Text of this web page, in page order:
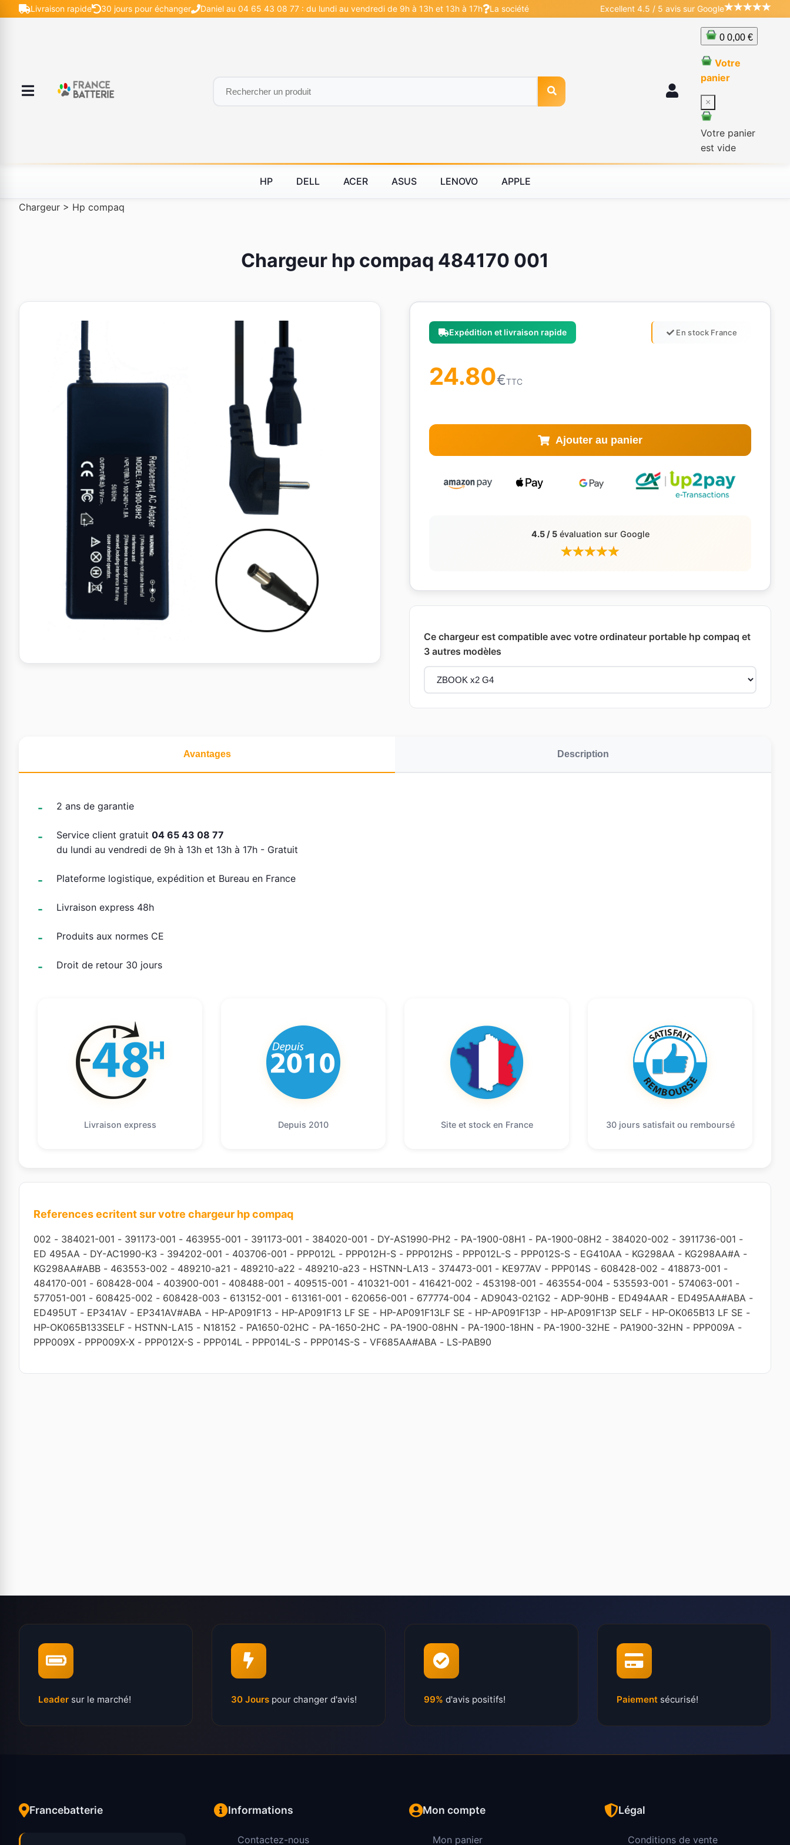
Livraison rapide 30 jours pour échanger Daniel au 04 65 43 08 77 : du lundi au vendredi de 9h à 13h et 13h à 17h La société Excellent 4.5 / 5 avis sur Google
0 0,00 €
Votre
panier
×
Votre panier
est vide
HP DELL ACER ASUS LENOVO APPLE
Chargeur > Hp compaq
Chargeur hp compaq 484170 001
Expédition et livraison rapide En stock France
24.80€TTC
Ajouter au panier
4.5 / 5évaluation sur Google
Ce chargeur est compatible avec votre ordinateur portable hp compaq et
3 autres modèles
Avantages Description
2 ans de garantie
Service client gratuit 04 65 43 08 77
du lundi au vendredi de 9h à 13h et 13h à 17h - Gratuit
Plateforme logistique, expédition et Bureau en France
Livraison express 48h
Produits aux normes CE
Droit de retour 30 jours
Livraison express Depuis 2010 Site et stock en France 30 jours satisfait ou remboursé
References ecritent sur votre chargeur hp compaq
002 - 384021-001 - 391173-001 - 463955-001 - 391173-001 - 384020-001 - DY-AS1990-PH2 - PA-1900-08H1 - PA-1900-08H2 - 384020-002 - 3911736-001 -
ED 495AA - DY-AC1990-K3 - 394202-001 - 403706-001 - PPP012L - PPP012H-S - PPP012HS - PPP012L-S - PPP012S-S - EG410AA - KG298AA - KG298AA#A -
KG298AA#ABB - 463553-002 - 489210-a21 - 489210-a22 - 489210-a23 - HSTNN-LA13 - 374473-001 - KE977AV - PPP014S - 608428-002 - 418873-001 -
484170-001 - 608428-004 - 403900-001 - 408488-001 - 409515-001 - 410321-001 - 416421-002 - 453198-001 - 463554-004 - 535593-001 - 574063-001 -
577051-001 - 608425-002 - 608428-003 - 613152-001 - 613161-001 - 620656-001 - 677774-004 - AD9043-021G2 - ADP-90HB - ED494AAR - ED495AA#ABA -
ED495UT - EP341AV - EP341AV#ABA - HP-AP091F13 - HP-AP091F13 LF SE - HP-AP091F13LF SE - HP-AP091F13P - HP-AP091F13P SELF - HP-OK065B13 LF SE -
HP-OK065B133SELF - HSTNN-LA15 - N18152 - PA1650-02HC - PA-1650-2HC - PA-1900-08HN - PA-1900-18HN - PA-1900-32HE - PA1900-32HN - PPP009A -
PPP009X - PPP009X-X - PPP012X-S - PPP014L - PPP014L-S - PPP014S-S - VF685AA#ABA - LS-PAB90
Leader sur le marché! 30 Jours pour changer d'avis! 99% d'avis positifs! Paiement sécurisé!
Francebatterie Informations
Contactez-nous
Mon compte
Mon panier
Légal
Conditions de vente